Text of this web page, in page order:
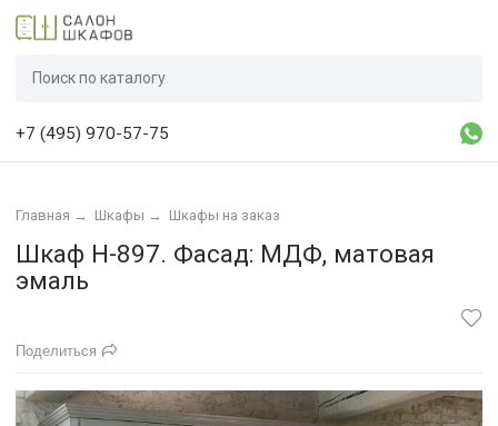
+7 (495) 970-57-75
Главная → Шкафы → Шкафы на заказ
Шкаф Н-897. Фасад: МДФ, матовая
эмаль
Поделиться